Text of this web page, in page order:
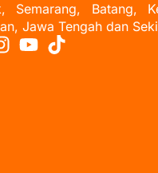
Semarang, Batang,
Jawa Tengah dan